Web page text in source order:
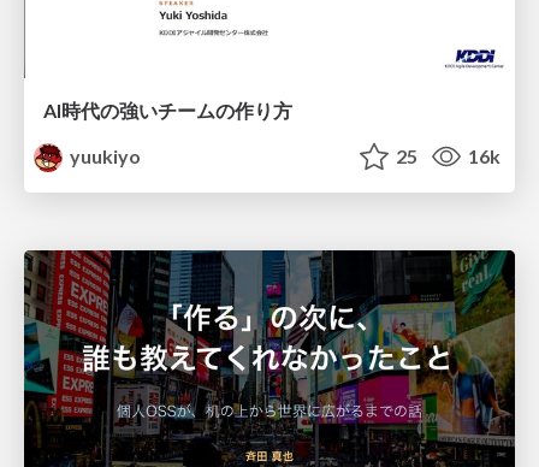
AI時代の強いチームの作り方
yuukiyo
25 16k